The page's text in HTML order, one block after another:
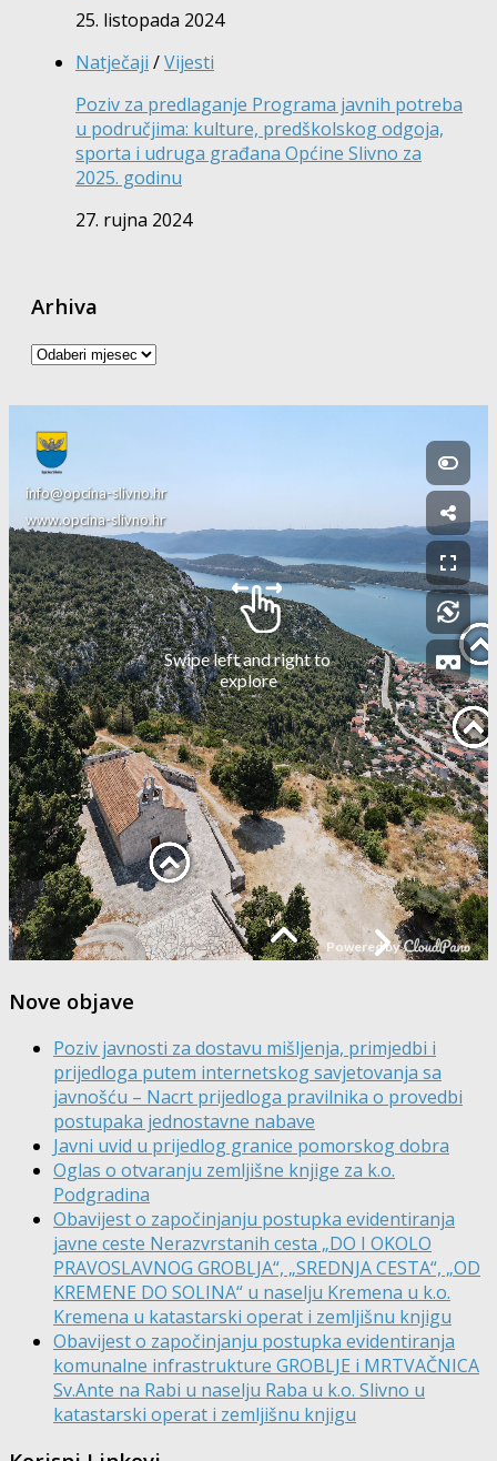
25. listopada 2024
Natječaji /Vijesti
Poziv za predlaganje Programa javnih potreba
u područjima: kulture, predškolskog odgoja,
sporta i udruga građana Općine Slivno za
2025. godinu
27. rujna 2024
Arhiva
Arhiva
Nove objave
Poziv javnosti za dostavu mišljenja, primjedbi i
prijedloga putem internetskog savjetovanja sa
javnošću – Nacrt prijedloga pravilnika o provedbi
postupaka jednostavne nabave
Javni uvid u prijedlog granice pomorskog dobra
Oglas o otvaranju zemljišne knjige za k.o.
Podgradina
Obavijest o započinjanju postupka evidentiranja
javne ceste Nerazvrstanih cesta „DO I OKOLO
PRAVOSLAVNOG GROBLJA“, „SREDNJA CESTA“, „OD
KREMENE DO SOLINA“ u naselju Kremena u k.o.
Kremena u katastarski operat i zemljišnu knjigu
Obavijest o započinjanju postupka evidentiranja
komunalne infrastrukture GROBLJE i MRTVAČNICA
Sv.Ante na Rabi u naselju Raba u k.o. Slivno u
katastarski operat i zemljišnu knjigu